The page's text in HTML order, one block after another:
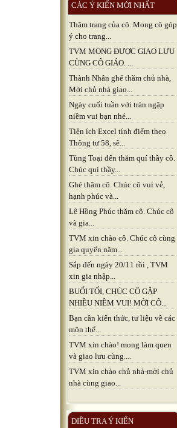
CÁC Ý KIẾN MỚI NHẤT
Thăm trang của cô. Mong cô góp
ý cho trang...
TVM MONG ĐƯỢC GIAO LƯU
CÙNG CÔ GIÁO. ...
Thành Nhân ghé thăm chủ nhà,
Mời chủ nhà giao...
Ngày cuối tuần với tràn ngập
niềm vui bạn nhé...
Tiện ích Excel tính điểm theo
Thông tư 58, sẽ...
Tùng Toại đến thăm quí thầy cô.
Chúc quí thầy...
Ghé thăm cô. Chúc cô vui vẻ,
hạnh phúc và...
Lê Hồng Phúc thăm cô. Chúc cô
và gia...
TVM xin chào cô. Chúc cô cùng
gia quyến năm...
Sắp đến ngày 20/11 rồi , TVM
xin gia nhập...
BUỔI TỐI, CHÚC CÔ GẶP
NHIỀU NIỀM VUI! MỜI CÔ...
Bạn cần kiến thức, tư liệu về các
môn thể...
TVM xin chào! mong làm quen
và giao lưu cùng....
TVM xin chào chủ nhà-mời chủ
nhà cùng giao...
ĐIỀU TRA Ý KIẾN